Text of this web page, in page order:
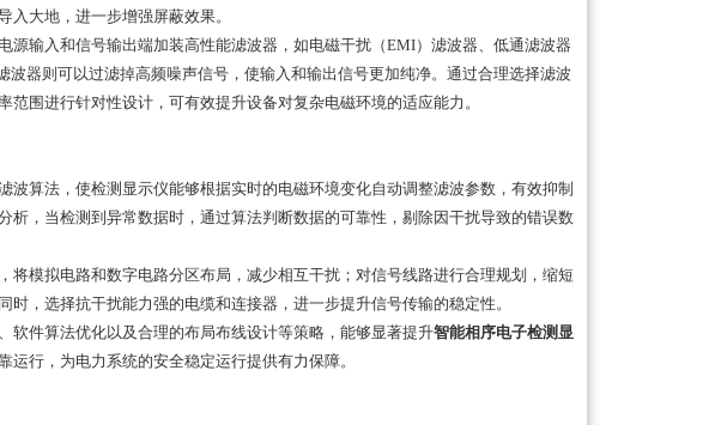
大地，进一步增强屏蔽效果。
输入和信号输出端加装高性能滤波器，如电磁干扰（EMI）滤波器、低通滤波器
器则可以过滤掉高频噪声信号，使输入和输出信号更加纯净。通过合理选择滤波
围进行针对性设计，可有效提升设备对复杂电磁环境的适应能力。
算法，使检测显示仪能够根据实时的电磁环境变化自动调整滤波参数，有效抑制
析，当检测到异常数据时，通过算法判断数据的可靠性，剔除因干扰导致的错误数
模拟电路和数字电路分区布局，减少相互干扰；对信号线路进行合理规划，缩短
，选择抗干扰能力强的电缆和连接器，进一步提升信号传输的稳定性。
件算法优化以及合理的布局布线设计等策略，能够显著提升智能相序电子检测显
行，为电力系统的安全稳定运行提供有力保障。